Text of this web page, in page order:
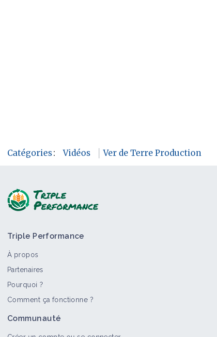
Catégories: Vidéos Ver de Terre Production
Triple Performance
À propos
Partenaires
Pourquoi ?
Comment ça fonctionne ?
Communauté